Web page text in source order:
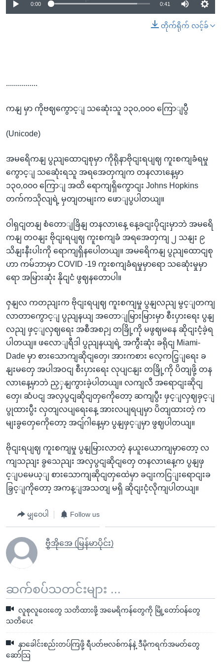
0:00 0:41
တိုက်ရိုက် လင့်ခ်
................
ကနျ မှာ ကိုဗဈကွောင့ျ သဆေုံးသူ ၁၃၀,၀၀၀ ကြောျပွီ
(Unicode)
အမရေိကနျ ပွညျထောငျစုမှာ ကိုရိုနာဗိုငျးရပျဈ ကူးစကျခံရမှု
ကွောင့ျ သဆေုံးရသူ အရအေတှကျက တနလာၤနေ့မှာ
၁၃၀,၀၀၀ ကြောျ အထိ ရောကျရှိကွောငျး Johns Hopkins
တက်ကသိုလျရဲ့ မှတျတမျးက ဖောျပွပါတယျ။
ဝါရှငျတနျ စံတောျခြိနျ တနလာၤနေ့ နေ့ခငျးပိုငျးမှာဘဲ အမရေိ
ကနျ တဝနျး ဗိုငျးရပျဈ ကူးစကျခံ အရအေတှကျ ၂ သနျး ၉
သိနျးနီးပါးကို ရောကျရှိနပေါတယျ။ အမရေိကနျ ပွညျထောငျစု
ဟာ ကမ်ဘာမှာ COVID -19 ကူးစကျခံရမှုမှာရော သဆေုံးမှုမှာ
ရော အမြားဆုံး နိုငျငံ ဖွဈနတောပါ။
ဇှနျလ ကတညျးက ဗိုငျးရပျဈ ကူးစကျမှု ပွနျလညျ မွင့ျတကျ
လာတာကွောင့ျ ပွညျနယျ အတောျမြားမြားမှာ စီးပှားရေး ပွနျ
လညျ ဖှင့ျလှဈရေး အစီအစဉျ တခြို့ကို မဖွဈမနေ ဆိုငျးငံ့ခဲ့ရ
ပါတယျ။ ဖလောျရီဒါ ပွညျနယျရဲ့ အကွီးဆုံး ခရိုငျ Miami-
Dade မှာ စားသောကျဆိုငျတှေ၊ အားကစား လေ့ကငြ့ျရေး ခ
နျးမတှေ အပါအဝငျ စီးပှားရေး လုပျငနျး တခြို့ကို ပိတျဖို့ တန
လာၤနေ့မှာဘဲ ညှှနျကွားခဲ့ပါတယျ။ လကျလီ အရောငျးဆိုငျ
တှေ၊ ဆံပငျ အလှပွငျဆိုငျတှကေိုတော့ ဆကျပွီး ဖှင့ျလှဈခှင့ျ
ပွုထားပွီး လှတျလပျရေးနေ့ အားလပျရပျမှာ ပိတျထားတဲ့ က
မျးခွတှေကေိုတော့ အငျ်ဂါနေ့မှာ ပွနျဖှင့ျမှာ ဖွဈပါတယျ။
ဗိုငျးရပျဈ ကူးစကျမှု ပွနျမြားလာတဲ့ နယူးယောကျမှာတော့ လ
ကျသညျး ခွသေညျး အလှပွငျဆိုငျတှေ တနလာၤနေ့က ပွနျဖှ
င့ျပမေယ့ျ စားသောကျဆိုငျတှထေဲမှာ ခငျးကငြျးရောငျးခ
ခြှင့ျကိုတော့ အကန့ျအသတျ မရှိ ဆိုငျးငံ့လိုကျပါတယျ။
မျှဝေပါ Follow us
ဗွီအိုအေ (မြန်မာပိုင်း)
ဆက်စပ်သတင်းများ ...
လူစုလူဝေးတွေ သတိထားဖို့ အမေရိကန်တွေကို မြို့တော်ဝန်တွေ
သတိပေး
နှာခေါင်းစည်းတပ်ကြဖို့ ရီပတ်ဗလစ်ကန်နဲ့ ဒီမိုကရက်အမတ်တွေ
ဆော်သြ